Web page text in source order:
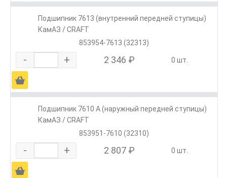
Подшипник 7613 (внутренний передней ступицы)
КамАЗ / CRAFT
853954-7613 (32313)
- + 2 346 ₽ 0 шт.
Ä
Подшипник 7610 А (наружный передней ступицы)
КамАЗ / CRAFT
853951-7610 (32310)
- + 2 807 ₽ 0 шт.
Ä